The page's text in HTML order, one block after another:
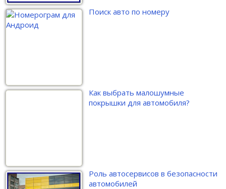
Поиск авто по номеру
Как выбрать малошумные
покрышки для автомобиля?
Роль автосервисов в безопасности
автомобилей